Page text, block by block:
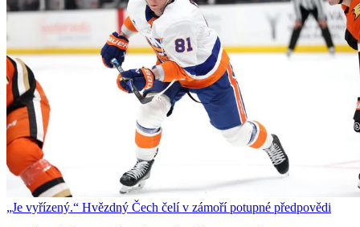
„Je vyřízený.“ Hvězdný Čech čelí v zámoří potupné předpovědi